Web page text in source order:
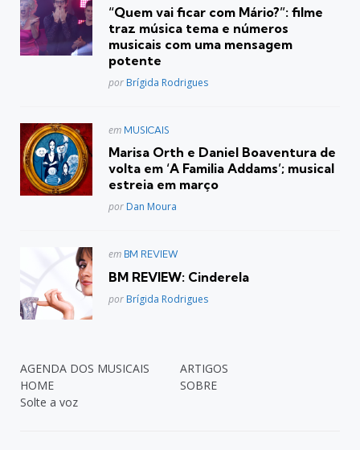
“Quem vai ficar com Mário?”: filme
traz música tema e números
musicais com uma mensagem
potente
Posted
por Brígida Rodrigues
Postado
em MUSICAIS
Marisa Orth e Daniel Boaventura de
volta em ‘A Familia Addams’; musical
estreia em março
Posted
por Dan Moura
Postado
em BM REVIEW
BM REVIEW: Cinderela
Posted
por Brígida Rodrigues
AGENDA DOS MUSICAIS
ARTIGOS
HOME
SOBRE
Solte a voz